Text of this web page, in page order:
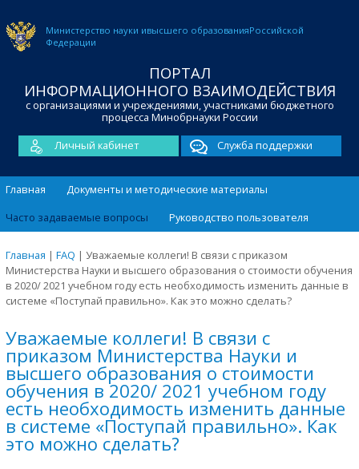
Министерство науки ивысшего образованияРоссийской
Федерации
ПОРТАЛ
ИНФОРМАЦИОННОГО ВЗАИМОДЕЙСТВИЯ
с организациями и учреждениями, участниками бюджетного
процесса Минобрнауки России
Личный кабинет
Служба поддержки
Главная
Документы и методические материалы
Часто задаваемые вопросы
Руководство пользователя
Главная | FAQ | Уважаемые коллеги! В связи с приказом
Министерства Науки и высшего образования о стоимости обучения
в 2020/ 2021 учебном году есть необходимость изменить данные в
системе «Поступай правильно». Как это можно сделать?
Уважаемые коллеги! В связи с
приказом Министерства Науки и
высшего образования о стоимости
обучения в 2020/ 2021 учебном году
есть необходимость изменить данные
в системе «Поступай правильно». Как
это можно сделать?